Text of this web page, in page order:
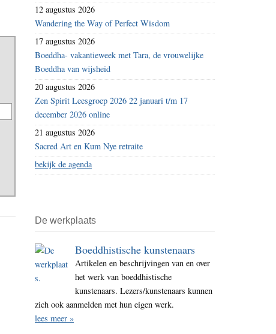
12 augustus 2026
Wandering the Way of Perfect Wisdom
17 augustus 2026
Boeddha- vakantieweek met Tara, de vrouwelijke
Boeddha van wijsheid
20 augustus 2026
Zen Spirit Leesgroep 2026 22 januari t/m 17
december 2026 online
21 augustus 2026
Sacred Art en Kum Nye retraite
bekijk de agenda
De werkplaats
Boeddhistische kunstenaars
Artikelen en beschrijvingen van en over
het werk van boeddhistische
kunstenaars. Lezers/kunstenaars kunnen
zich ook aanmelden met hun eigen werk.
lees meer »